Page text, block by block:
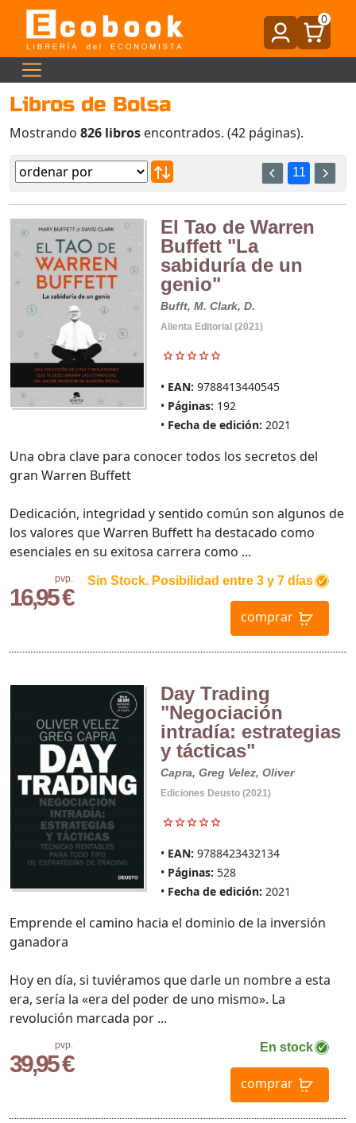
0
Libros de Bolsa
Mostrando 826 libros encontrados. (42 páginas).
11
El Tao de Warren
Buffett "La
sabiduría de un
genio"
Bufft, M. Clark, D.
Alienta Editorial (2021)
EAN: 9788413440545
Páginas: 192
Fecha de edición: 2021
pvp.
16,95 €
Sin Stock. Posibilidad entre 3 y 7 días
comprar
Una obra clave para conocer todos los secretos del
gran Warren Buffett
Dedicación, integridad y sentido común son algunos de
los valores que Warren Buffett ha destacado como
esenciales en su exitosa carrera como ...
Day Trading
"Negociación
intradía: estrategias
y tácticas"
Capra, Greg Velez, Oliver
Ediciones Deusto (2021)
EAN: 9788423432134
Páginas: 528
Fecha de edición: 2021
pvp.
39,95 €
En stock
comprar
Emprende el camino hacia el dominio de la inversión
ganadora
Hoy en día, si tuviéramos que darle un nombre a esta
era, sería la «era del poder de uno mismo». La
revolución marcada por ...